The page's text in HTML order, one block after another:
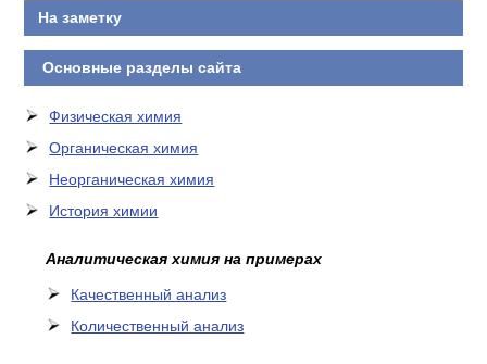
На заметку
Основные разделы сайта
Физическая химия
Органическая химия
Неорганическая химия
История химии
Аналитическая химия на примерах
Качественный анализ
Количественный анализ